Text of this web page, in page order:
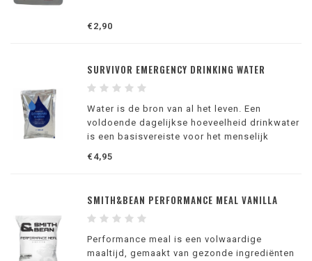
€2,90
SURVIVOR EMERGENCY DRINKING WATER
Water is de bron van al het leven. Een
voldoende dagelijkse hoeveelheid drinkwater
is een basisvereiste voor het menselijk
€4,95
SMITH&BEAN PERFORMANCE MEAL VANILLA
Performance meal is een volwaardige
maaltijd, gemaakt van gezonde ingrediënten